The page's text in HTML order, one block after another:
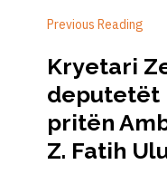
Previous Reading
Kryetari
deputetët
pritën
Z. Fatih